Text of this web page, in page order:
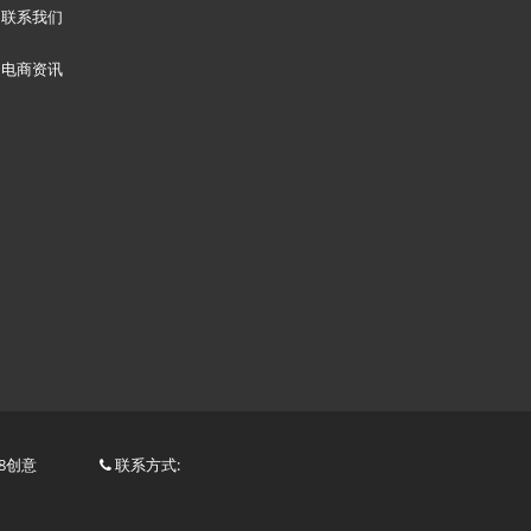
联系我们
电商资讯
创意 联系方式: